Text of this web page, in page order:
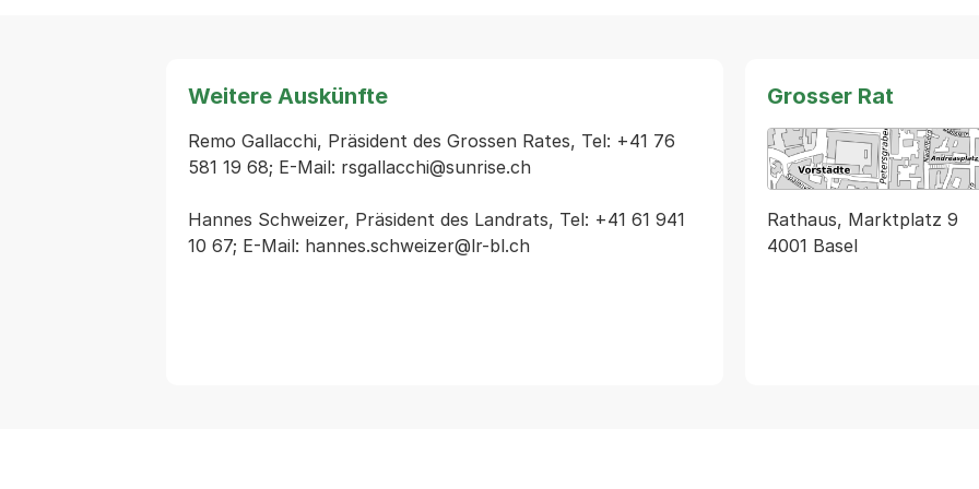
Weitere Auskünfte
Remo Gallacchi, Präsident des Grossen Rates, Tel: +41 76
581 19 68; E-Mail: rsgallacchi@sunrise.ch
Hannes Schweizer, Präsident des Landrats, Tel: +41 61 941
10 67; E-Mail: hannes.schweizer@lr-bl.ch
Grosser Rat
Rathaus, Marktplatz 9
4001 Basel